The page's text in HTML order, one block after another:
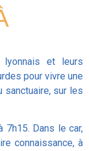
et leurs
pour vivre une
sanctuaire, sur les
7h15. Dans le car,
connaissance, à